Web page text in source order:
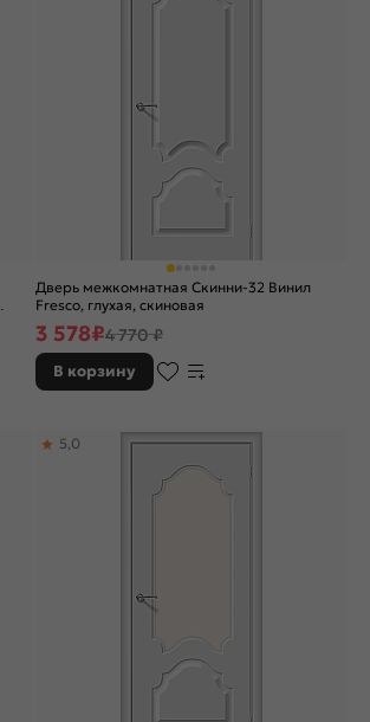
Дверь межкомнатная Скинни-32 Винил
Fresco, глухая, скиновая
3 578₽4 770 ₽
В корзину
5,0